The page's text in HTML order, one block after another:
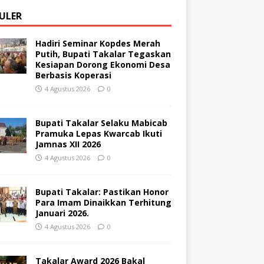
Hadiri Seminar Kopdes Merah
Putih, Bupati Takalar Tegaskan
Kesiapan Dorong Ekonomi Desa
Berbasis Koperasi
4 Agustus 2026 0
Bupati Takalar Selaku Mabicab
Pramuka Lepas Kwarcab Ikuti
Jamnas XII 2026
4 Agustus 2026 0
Bupati Takalar: Pastikan Honor
Para Imam Dinaikkan Terhitung
Januari 2026.
4 Agustus 2026 0
Takalar Award 2026 Bakal